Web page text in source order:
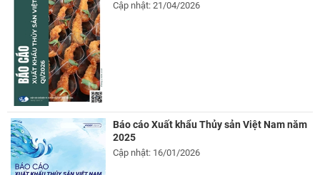
Cập nhật: 21/04/2026
Báo cáo Xuất khẩu Thủy sản Việt Nam năm
2025
Cập nhật: 16/01/2026